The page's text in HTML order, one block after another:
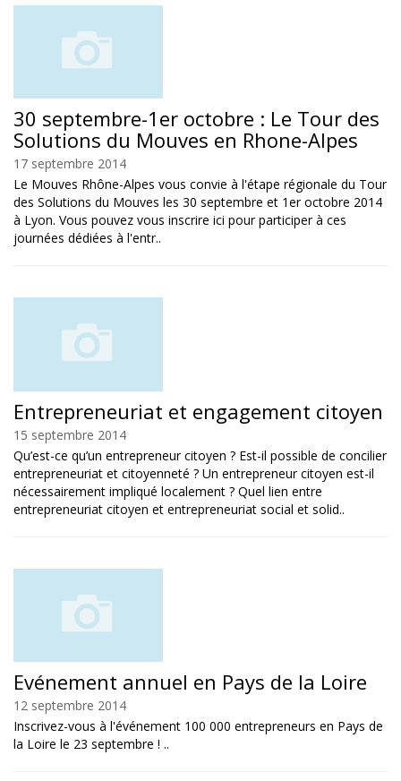
30 septembre-1er octobre : Le Tour des
Solutions du Mouves en Rhone-Alpes
17 septembre 2014
Le Mouves Rhône-Alpes vous convie à l'étape régionale du Tour
des Solutions du Mouves les 30 septembre et 1er octobre 2014
à Lyon. Vous pouvez vous inscrire ici pour participer à ces
journées dédiées à l'entr..
Entrepreneuriat et engagement citoyen
15 septembre 2014
Qu’est-ce qu’un entrepreneur citoyen ? Est-il possible de concilier
entrepreneuriat et citoyenneté ? Un entrepreneur citoyen est-il
nécessairement impliqué localement ? Quel lien entre
entrepreneuriat citoyen et entrepreneuriat social et solid..
Evénement annuel en Pays de la Loire
12 septembre 2014
Inscrivez-vous à l'événement 100 000 entrepreneurs en Pays de
la Loire le 23 septembre ! ..